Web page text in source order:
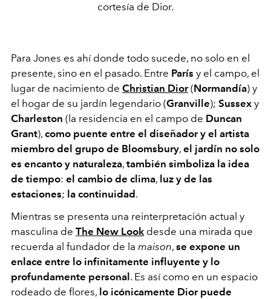
cortesía de Dior.
Para Jones es ahí donde todo sucede, no solo en el
presente, sino en el pasado. Entre París y el campo, el
lugar de nacimiento de Christian Dior(Normandía) y
el hogar de su jardín legendario (Granville); Sussex y
Charleston (la residencia en el campo de Duncan
Grant), como puente entre el diseñador y el artista
miembro del grupo de Bloomsbury, el jardín no solo
es encanto y naturaleza, también simboliza la idea
de tiempo: el cambio de clima, luz y de las
estaciones; la continuidad .
Mientras se presenta una reinterpretación actual y
masculina de The New Look desde una mirada que
recuerda al fundador de la maison, se expone un
enlace entre lo infinitamente influyente y lo
profundamente personal . Es así como en un espacio
rodeado de flores, lo icónicamente Dior puede